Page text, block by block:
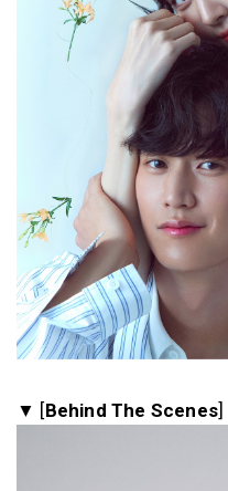
▼ [Behind The Scenes]